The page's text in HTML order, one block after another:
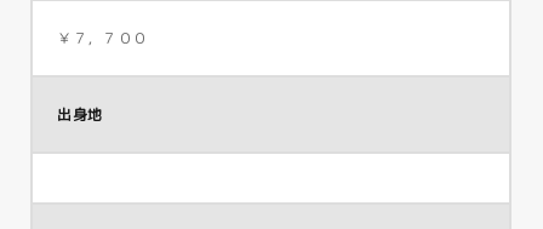
￥７，７００
出身地